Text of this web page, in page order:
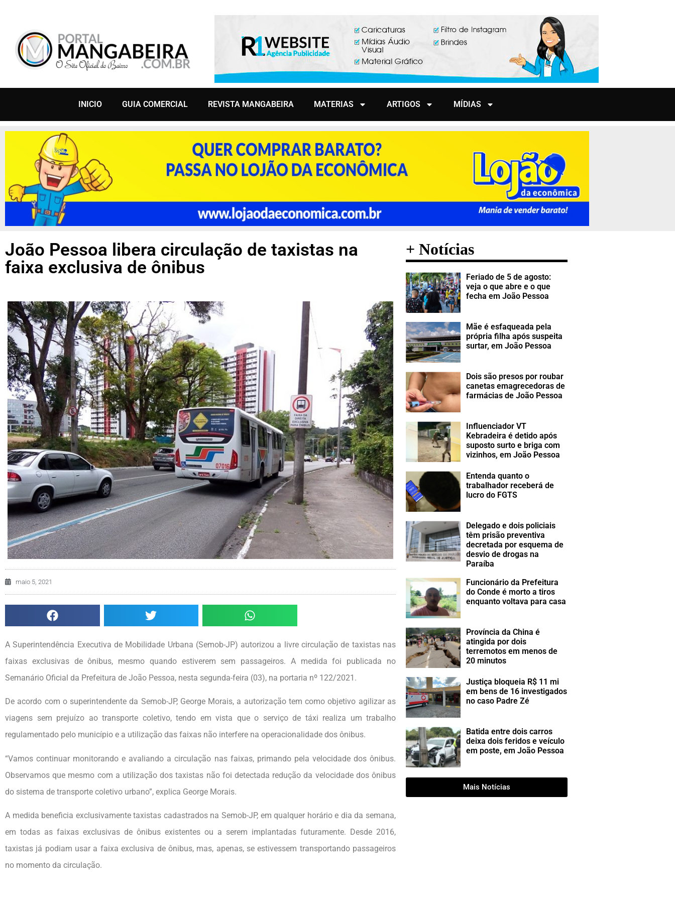
INICIO GUIA COMERCIAL REVISTA MANGABEIRA MATERIAS ARTIGOS MÍDIAS
João Pessoa libera circulação de taxistas na
faixa exclusiva de ônibus
maio 5, 2021
A Superintendência Executiva de Mobilidade Urbana (Semob-JP) autorizou a livre circulação de taxistas nas
faixas exclusivas de ônibus, mesmo quando estiverem sem passageiros. A medida foi publicada no
Semanário Oficial da Prefeitura de João Pessoa, nesta segunda-feira (03), na portaria nº 122/2021.
De acordo com o superintendente da Semob-JP, George Morais, a autorização tem como objetivo agilizar as
viagens sem prejuízo ao transporte coletivo, tendo em vista que o serviço de táxi realiza um trabalho
regulamentado pelo município e a utilização das faixas não interfere na operacionalidade dos ônibus.
“Vamos continuar monitorando e avaliando a circulação nas faixas, primando pela velocidade dos ônibus.
Observamos que mesmo com a utilização dos taxistas não foi detectada redução da velocidade dos ônibus
do sistema de transporte coletivo urbano”, explica George Morais.
A medida beneficia exclusivamente taxistas cadastrados na Semob-JP, em qualquer horário e dia da semana,
em todas as faixas exclusivas de ônibus existentes ou a serem implantadas futuramente. Desde 2016,
taxistas já podiam usar a faixa exclusiva de ônibus, mas, apenas, se estivessem transportando passageiros
no momento da circulação.
+ Notícias
Feriado de 5 de agosto:
veja o que abre e o que
fecha em João Pessoa
Mãe é esfaqueada pela
própria filha após suspeita
surtar, em João Pessoa
Dois são presos por roubar
canetas emagrecedoras de
farmácias de João Pessoa
Influenciador VT
Kebradeira é detido após
suposto surto e briga com
vizinhos, em João Pessoa
Entenda quanto o
trabalhador receberá de
lucro do FGTS
Delegado e dois policiais
têm prisão preventiva
decretada por esquema de
desvio de drogas na
Paraíba
Funcionário da Prefeitura
do Conde é morto a tiros
enquanto voltava para casa
Província da China é
atingida por dois
terremotos em menos de
20 minutos
Justiça bloqueia R$ 11 mi
em bens de 16 investigados
no caso Padre Zé
Batida entre dois carros
deixa dois feridos e veículo
em poste, em João Pessoa
Mais Notícias